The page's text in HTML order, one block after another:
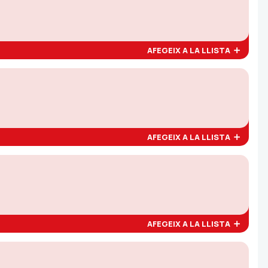
AFEGEIX A LA LLISTA
AFEGEIX A LA LLISTA
AFEGEIX A LA LLISTA